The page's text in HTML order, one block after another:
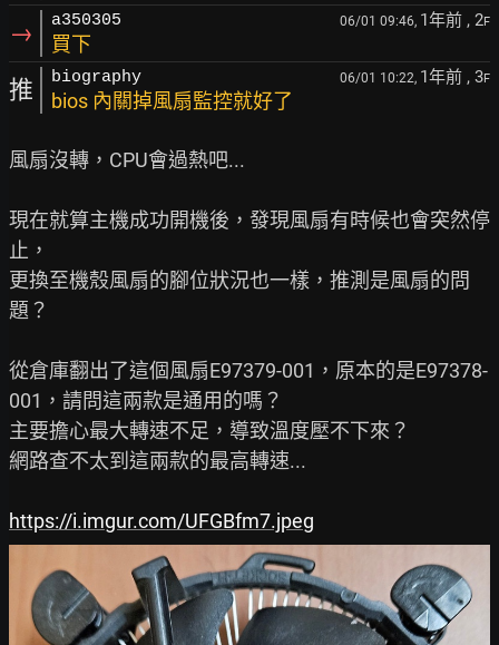
→ a350305 06/01 09:46, 1年前 , 2F
買下
推 biography 06/01 10:22, 1年前 , 3F
bios 內關掉風扇監控就好了
風扇沒轉，CPU會過熱吧...
現在就算主機成功開機後，發現風扇有時候也會突然停
止，
更換至機殼風扇的腳位狀況也一樣，推測是風扇的問
題？
從倉庫翻出了這個風扇E97379-001，原本的是E97378-
001，請問這兩款是通用的嗎？
主要擔心最大轉速不足，導致溫度壓不下來？
網路查不太到這兩款的最高轉速...
https://i.imgur.com/UFGBfm7.jpeg